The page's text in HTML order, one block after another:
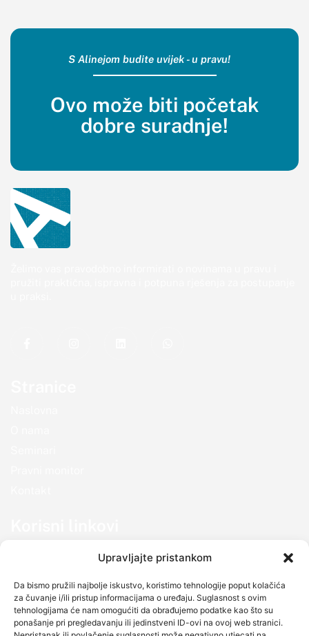
Upravljajte pristankom
Da bismo pružili najbolje iskustvo, koristimo tehnologije poput kolačića
za čuvanje i/ili pristup informacijama o uređaju. Suglasnost s ovim
tehnologijama će nam omogućiti da obrađujemo podatke kao što su
ponašanje pri pregledavanju ili jedinstveni ID-ovi na ovoj web stranici.
S Alinejom budite uvijek - u pravu!
Ovo može biti početak
dobre suradnje!
Uvjeti korištenja
Adresa